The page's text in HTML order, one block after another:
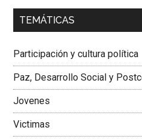
00:00
Dra. Carolina Corcho Mejía,
Colombiana
TEMÁTICAS
Participación y cultura política
Paz, Desarrollo Social y
Jovenes
Victimas